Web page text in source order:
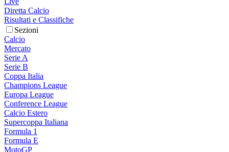
Diretta Calcio
Risultati e Classifiche
Sezioni
Calcio
Mercato
Serie A
Serie B
Coppa Italia
Champions League
Europa League
Conference League
Calcio Estero
Supercoppa Italiana
Formula 1
Formula E
MotoGP